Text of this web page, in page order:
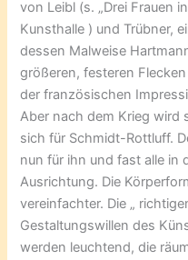
von Leibl (s. „Drei Frauen
Kunsthalle ) und Trübner,
dessen Malweise
größeren, festeren
der französischen
Aber nach dem Krieg wird
sich für Schmidt-Rottluff.
nun für ihn und fast alle in
Ausrichtung. Die
vereinfachter. Die „
Gestaltungswillen des
werden leuchtend, die